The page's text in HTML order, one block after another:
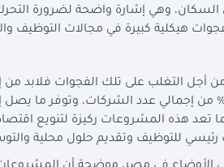
من السكان، وهي إشارة واضحة لضرورة
هيكلية كبيرة في مجالات التوظيف
أجل التغلب على تلك الفجوات فلابد من
تعد هذه المشروعات ركيزة لتنويع
للتوظيف وتقديم حلول محلية